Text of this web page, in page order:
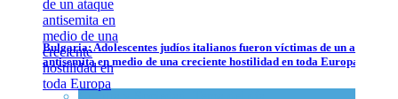
Bulgaria: Adolescentes judíos italianos fueron víctimas de un ataque
Cultura y Sociedad,Tema del día
Bulgaria: Adolescentes judíos italianos fueron víctimas de un ataque
antisemita en medio de una creciente hostilidad en toda Europa